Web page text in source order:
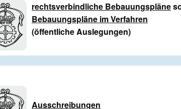
rechtsverbindliche Bebauungspläne
Bebauungspläne im Verfahren
(öffentliche Auslegungen)
Ausschreibungen